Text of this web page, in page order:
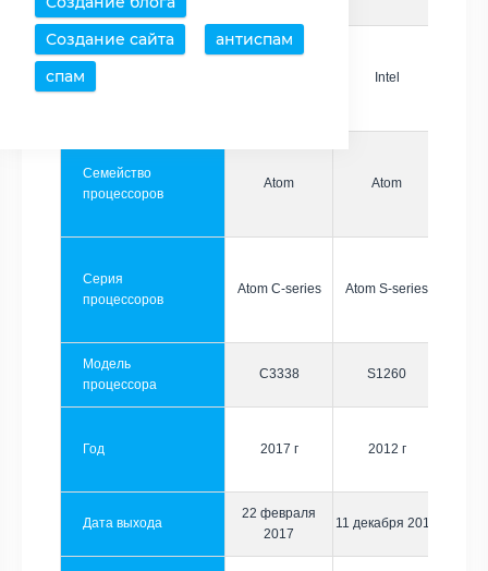
Создание сайта
антиспам
спамПроизводитель Intel
Семейство
процессоров
Atom Atom
Серия
процессоров
Atom C-series Atom S-series
Модель
процессора
C3338 S1260
Год 2017 г 2012 г
Дата выхода
22 февраля
2017
11 декабря 2012